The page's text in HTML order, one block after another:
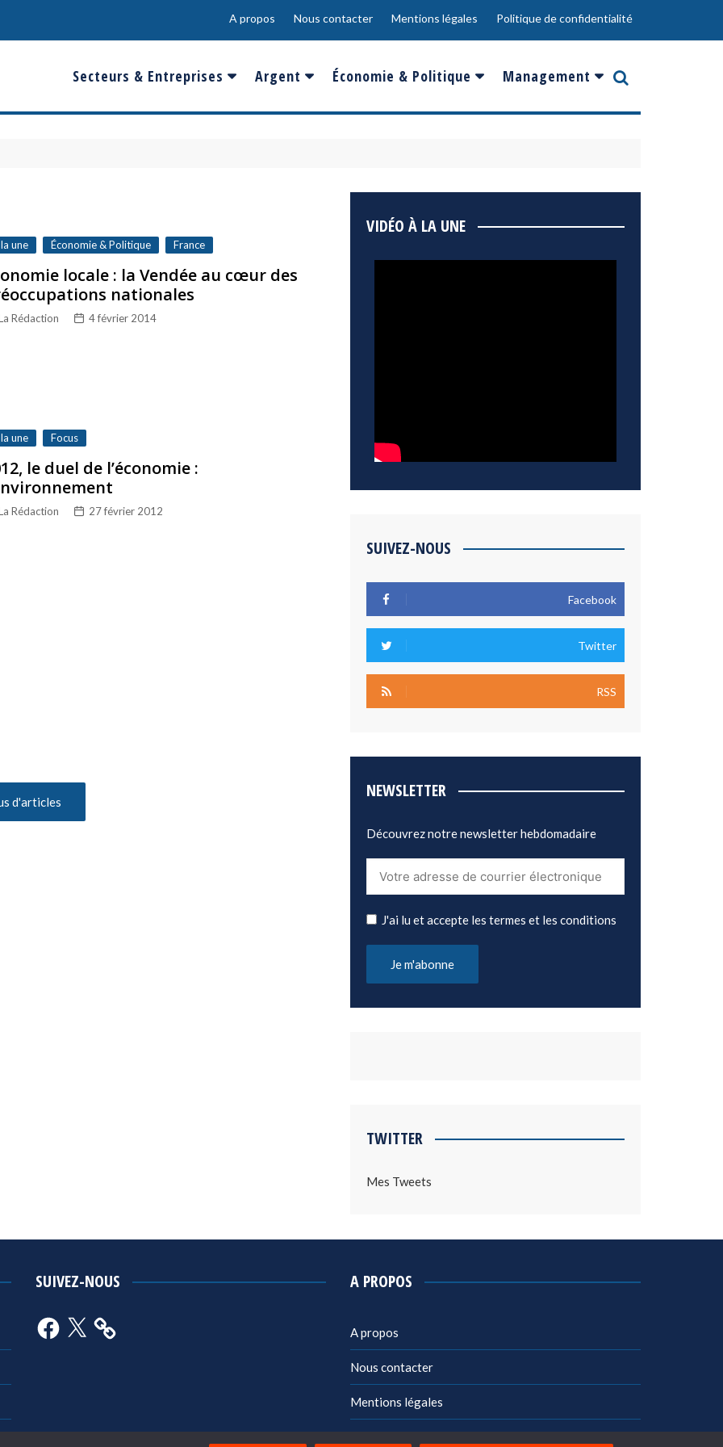
A propos Nous contacter Mentions légales Politique de confidentialité
Secteurs & Entreprises
Banques & Finances
Défense & Aéronautique
Santé & Biotechnologie
Technologies & Médias
Argent
Salaire
Epargne & Placements
Économie & Politique
France
Management
Innovation
une Économie & Politique France
locale : la Vendée au cœur des
nationales
Rédaction 4 février 2014
une Focus
le duel de l’économie :
Rédaction 27 février 2012
d'articles
VIDÉO À LA UNE
SUIVEZ-NOUS
Facebook
Twitter
RSS
NEWSLETTER
Découvrez notre newsletter hebdomadaire
J'ai lu et accepte les termes et les conditions
TWITTER
Mes Tweets
SUIVEZ-NOUS
Facebook
X
A PROPOS
A propos
Nous contacter
Mentions légales
Politique de confidentialité